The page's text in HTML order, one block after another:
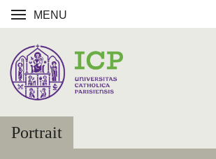
MENU
Portrait